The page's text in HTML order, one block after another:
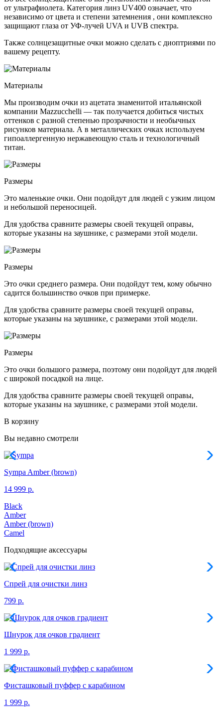
от ультрафиолета. Категория линз UV400 означает, что
независимо от цвета и степени затемнения , они комплексно
защищают глаза от УФ-лучей UVA и UVB спектра.
Также солнцезащитные очки можно сделать с диоптриями по
вашему рецепту.
Материалы
Мы производим очки из ацетата знаменитой итальянской
компании Mazzucchelli — так получается добиться чистых
оттенков с разной степенью прозрачности и необычных
рисунков материала. А в металлических очках используем
гипоаллергенную нержавеющую сталь и технологичный
титан.
Размеры
Это маленькие очки. Они подойдут для людей с узким лицом
и небольшой переносицей.
Для удобства сравните размеры своей текущей оправы,
которые указаны на заушнике, с размерами этой модели.
Размеры
Это очки среднего размера. Они подойдут тем, кому обычно
садится большинство очков при примерке.
Для удобства сравните размеры своей текущей оправы,
которые указаны на заушнике, с размерами этой модели.
Размеры
Это очки большого размера, поэтому они подойдут для людей
с широкой посадкой на лице.
Для удобства сравните размеры своей текущей оправы,
которые указаны на заушнике, с размерами этой модели.
В корзину
Вы недавно смотрели
Sympa Amber (brown)
14 999 р.
Black
Amber
Amber (brown)
Camel
Подходящие аксессуары
Спрей для очистки линз
799 р.
Шнурок для очков градиент
1 999 р.
Фисташковый пуффер с карабином
1 999 р.